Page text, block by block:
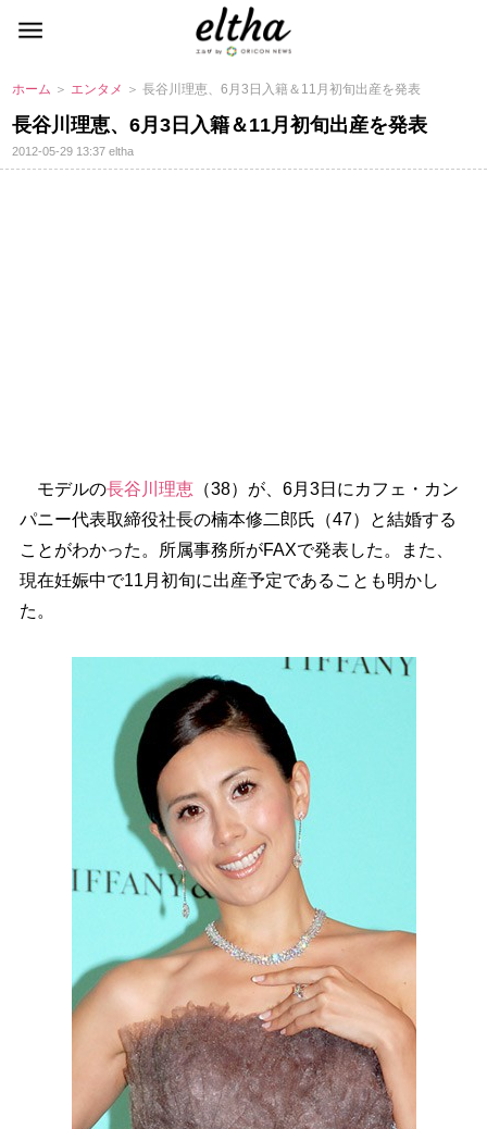
ホーム ＞ エンタメ ＞ 長谷川理恵、6月3日入籍＆11月初旬出産を発表
長谷川理恵、6月3日入籍＆11月初旬出産を発表
2012-05-29 13:37eltha
モデルの長谷川理恵（38）が、6月3日にカフェ・カン
パニー代表取締役社長の楠本修二郎氏（47）と結婚する
ことがわかった。所属事務所がFAXで発表した。また、
現在妊娠中で11月初旬に出産予定であることも明かし
た。